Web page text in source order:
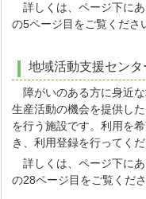
詳しくは、ページ下にあ
の5ページ目をご覧くださ
地域活動支援センタ
障がいのある方に身近
生産活動の機会を提供し
を行う施設です。利用を
き、利用登録を行ってくだ
詳しくは、ページ下にあ
の28ページ目をご覧くださ